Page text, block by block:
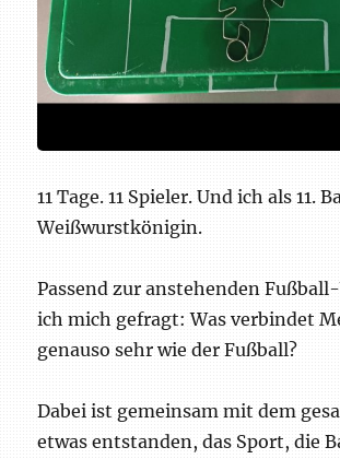
11 Tage. 11 Spieler. Und ich als 11.
Weißwurstkönigin.
Passend zur anstehenden
ich mich gefragt: Was verbindet
genauso sehr wie der Fußball?
Dabei ist gemeinsam mit dem
etwas entstanden, das Sport, die